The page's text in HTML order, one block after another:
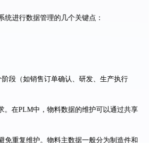
统进行数据管理的几个关键点：
段（如销售订单确认、研发、生产执行
。在PLM中，物料数据的维护可以通过共享
免重复维护。物料主数据一般分为制造件和